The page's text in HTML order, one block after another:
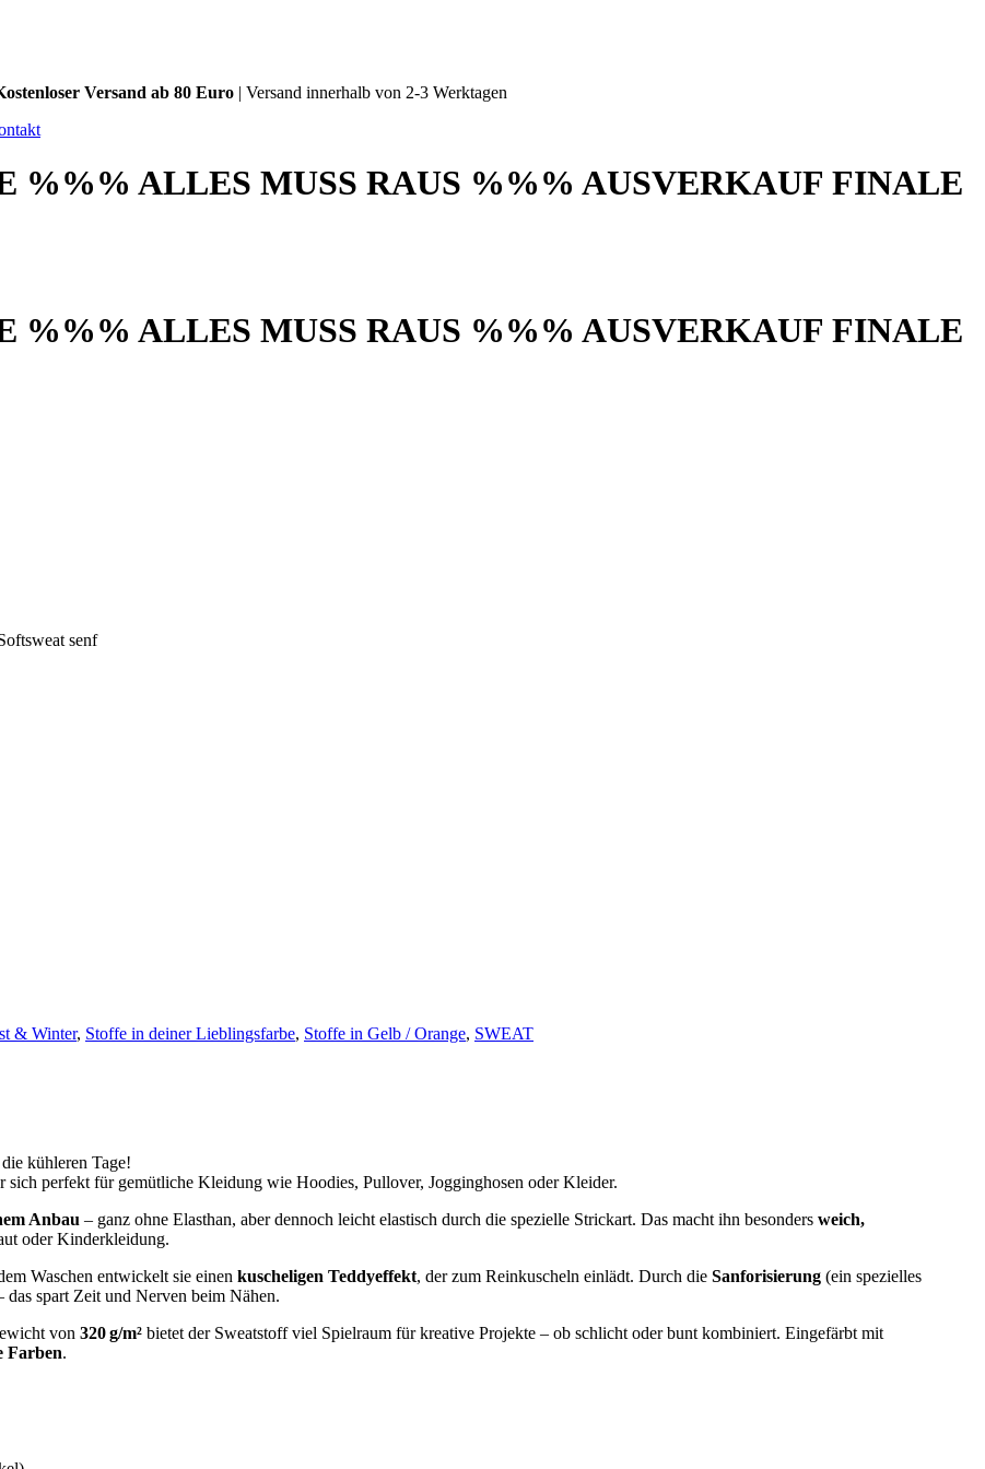
Versand ab 80 Euro | Versand innerhalb von 2-3 Werktagen
%%% ALLES MUSS RAUS %%% AUSVERKAUF FINALE
%%% ALLES MUSS RAUS %%% AUSVERKAUF FINALE
senf
& Winter, Stoffe in deiner Lieblingsfarbe, Stoffe in Gelb / Orange, SWEAT
kühleren Tage!
sich perfekt für gemütliche Kleidung wie Hoodies, Pullover, Jogginghosen oder Kleider.
Anbau – ganz ohne Elasthan, aber dennoch leicht elastisch durch die spezielle Strickart. Das macht ihn besonders weich,
oder Kinderkleidung.
Waschen entwickelt sie einen kuscheligen Teddyeffekt, der zum Reinkuscheln einlädt. Durch die Sanforisierung (ein spezielles
das spart Zeit und Nerven beim Nähen.
von 320 g/m² bietet der Sweatstoff viel Spielraum für kreative Projekte – ob schlicht oder bunt kombiniert. Eingefärbt mit
Farben.